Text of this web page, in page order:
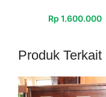
Rp 1.600.000
Produk Terkait